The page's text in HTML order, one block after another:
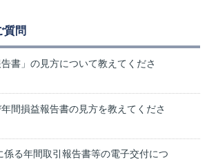
質問
告書」の見方について教えてくださ
間損益報告書の見方を教えてくださ
係る年間取引報告書等の電子交付につ